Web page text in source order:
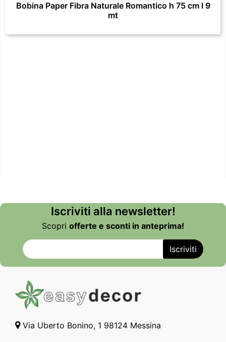
Bobina Paper Fibra Naturale Romantico h 75 cm l 9
mt
Iscriviti alla newsletter!
Scopri offerte e sconti in anteprima!
Via Uberto Bonino, 1 98124 Messina